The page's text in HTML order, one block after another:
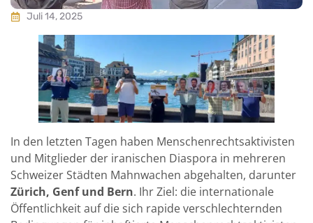
Juli 14, 2025
In den letzten Tagen haben Menschenrechtsaktivisten
und Mitglieder der iranischen Diaspora in mehreren
Schweizer Städten Mahnwachen abgehalten, darunter
Zürich, Genf und Bern. Ihr Ziel: die internationale
Öffentlichkeit auf die sich rapide verschlechternden